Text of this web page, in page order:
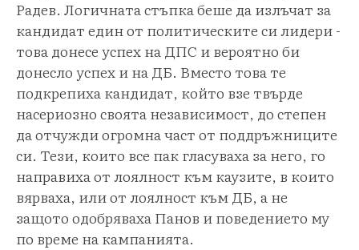
Радев. Логичната стъпка беше да излъчат за
кандидат един от политическите си лидери -
това донесе успех на ДПС и вероятно би
донесло успех и на ДБ. Вместо това те
подкрепиха кандидат, който взе твърде
насериозно своята независимост, до степен
да отчужди огромна част от поддръжниците
си. Тези, които все пак гласуваха за него, го
направиха от лоялност към каузите, в които
вярваха, или от лоялност към ДБ, а не
защото одобряваха Панов и поведението му
по време на кампанията.